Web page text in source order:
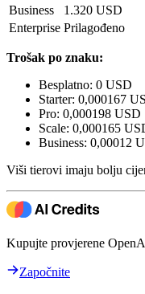
Business
1.320 USD
Enterprise Prilagođeno
Trošak po znaku:
Besplatno: 0 USD
Starter: 0,000167
Pro: 0,000198 USD
Scale: 0,000165
Business: 0,00012
Viši tierovi imaju bolju
Kupujte provjerene
Započnite